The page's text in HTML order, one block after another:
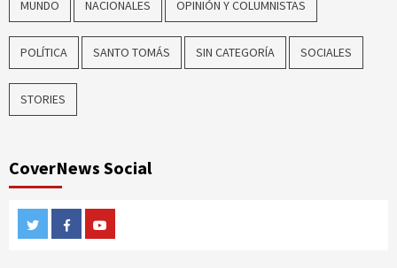
MUNDO NACIONALES OPINIÓN Y COLUMNISTAS
POLÍTICA SANTO TOMÁS SIN CATEGORÍA SOCIALES
STORIES
CoverNews Social
TwitterFacebook